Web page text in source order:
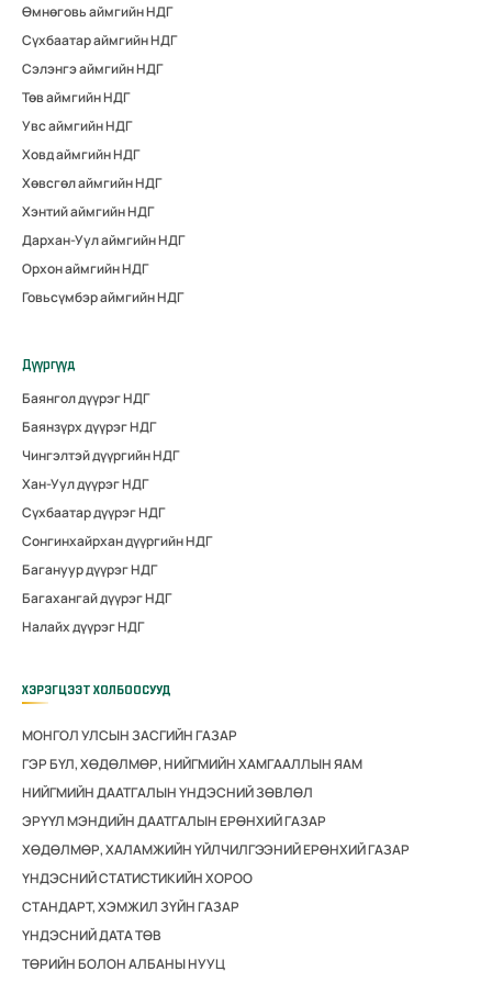
Өмнөговь аймгийн НДГ
Сүхбаатар аймгийн НДГ
Сэлэнгэ аймгийн НДГ
Төв аймгийн НДГ
Увс аймгийн НДГ
Ховд аймгийн НДГ
Хөвсгөл аймгийн НДГ
Хэнтий аймгийн НДГ
Дархан-Уул аймгийн НДГ
Орхон аймгийн НДГ
Говьсүмбэр аймгийн НДГ
Дүүргүүд
Баянгол дүүрэг НДГ
Баянзүрх дүүрэг НДГ
Чингэлтэй дүүргийн НДГ
Хан-Уул дүүрэг НДГ
Сүхбаатар дүүрэг НДГ
Сонгинхайрхан дүүргийн НДГ
Багануур дүүрэг НДГ
Багахангай дүүрэг НДГ
Налайх дүүрэг НДГ
ХЭРЭГЦЭЭТ ХОЛБООСУУД
МОНГОЛ УЛСЫН ЗАСГИЙН ГАЗАР
ГЭР БҮЛ, ХӨДӨЛМӨР, НИЙГМИЙН ХАМГААЛЛЫН ЯАМ
НИЙГМИЙН ДААТГАЛЫН ҮНДЭСНИЙ ЗӨВЛӨЛ
ЭРҮҮЛ МЭНДИЙН ДААТГАЛЫН ЕРӨНХИЙ ГАЗАР
ХӨДӨЛМӨР, ХАЛАМЖИЙН ҮЙЛЧИЛГЭЭНИЙ ЕРӨНХИЙ ГАЗАР
ҮНДЭСНИЙ СТАТИСТИКИЙН ХОРОО
СТАНДАРТ, ХЭМЖИЛ ЗҮЙН ГАЗАР
ҮНДЭСНИЙ ДАТА ТӨВ
ТӨРИЙН БОЛОН АЛБАНЫ НУУЦ